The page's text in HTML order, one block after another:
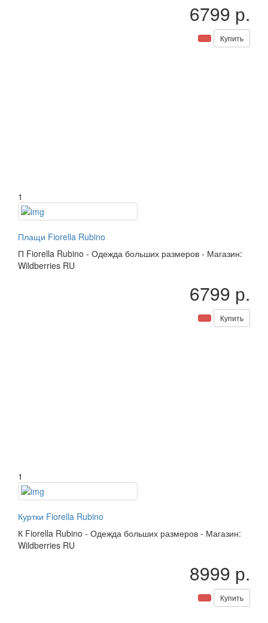
6799 р.
Купить
1
Плащи Fiorella Rubino
П Fiorella Rubino - Одежда больших размеров - Магазин:
Wildberries RU
6799 р.
Купить
1
Куртки Fiorella Rubino
К Fiorella Rubino - Одежда больших размеров - Магазин:
Wildberries RU
8999 р.
Купить